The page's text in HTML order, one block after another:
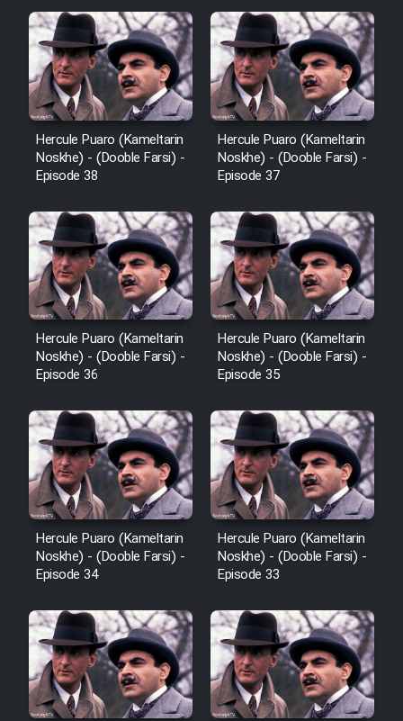
Cartoon Robin Hood - Dooble
Farsi (Ghabl Az Enghelab)
Serial Ayeneh 1364
Serial Bazam Madresam Dir
Shod 1362
Serial Hojr ebn Oday 1381
Film Akharin Marhaleh
Film Atash Penhan
Animeishen Cinemaei Safar Be
Sarzamin Dur
Film Jangju Pirooz
Film Padzahr
Film Shab Rubah
Film Shah Khamush
Film Fil Dar Tariki
Hercule Puaro (Kameltarin
Noskhe) - (Dooble Farsi) -
Episode 38
Hercule Puaro (Kameltarin
Noskhe) - (Dooble Farsi) -
Episode 37
Hercule Puaro (Kameltarin
Noskhe) - (Dooble Farsi) -
Episode 36
Hercule Puaro (Kameltarin
Noskhe) - (Dooble Farsi) -
Episode 35
Hercule Puaro (Kameltarin
Noskhe) - (Dooble Farsi) -
Episode 34
Hercule Puaro (Kameltarin
Noskhe) - (Dooble Farsi) -
Episode 33